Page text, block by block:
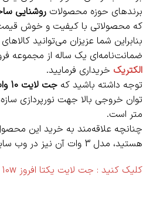
برندهای حوزه محصولات روشنایی
که محصولاتی با کیفیت و خوش
بنابراین شما عزیزان می‌توانید
ضمانت‌نامه‌ای یک ساله از مجموعه
الکتریک خریداری فرمایید.
توجه داشته باشید که جت لایت 10 وات صباترانس
متر است.
چنانچه علاقه‌مند به خرید این
هستید، مدل 3 وات آن نیز در وب سایت ما موجود است.
کلیک کنید : جت لایت یکتا افروز JetLight 10w